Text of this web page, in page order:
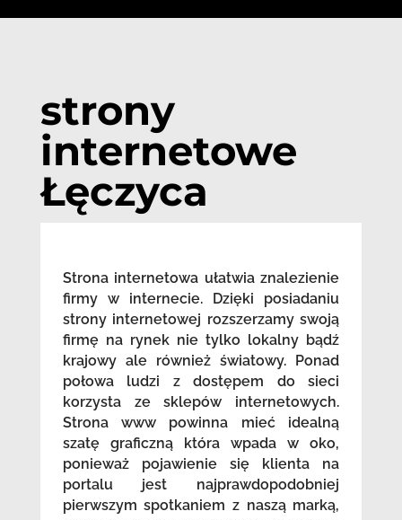
strony
internetowe
Łęczyca
Strona internetowa ułatwia znalezienie
firmy w internecie. Dzięki posiadaniu
strony internetowej rozszerzamy swoją
firmę na rynek nie tylko lokalny bądź
krajowy ale również światowy. Ponad
połowa ludzi z dostępem do sieci
korzysta ze sklepów internetowych.
Strona www powinna mieć idealną
szatę graficzną która wpada w oko,
ponieważ pojawienie się klienta na
portalu jest najprawdopodobniej
pierwszym spotkaniem z naszą marką,